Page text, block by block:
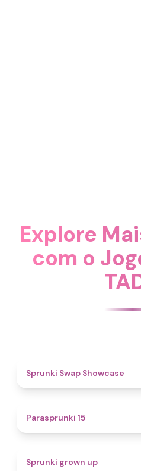
Explore
com o
Sprunki Swap Showcase
Parasprunki 15
Sprunki grown up